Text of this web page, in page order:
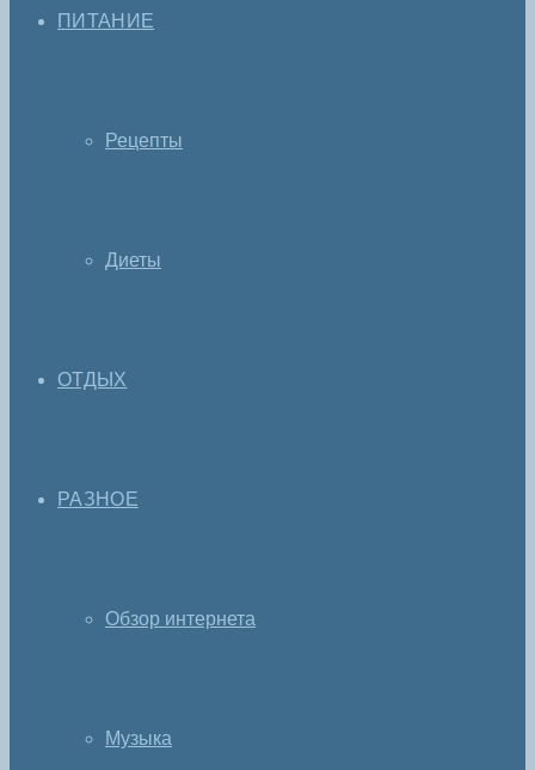
ПИТАНИЕ
Рецепты
Диеты
ОТДЫХ
РАЗНОЕ
Обзор интернета
Музыка